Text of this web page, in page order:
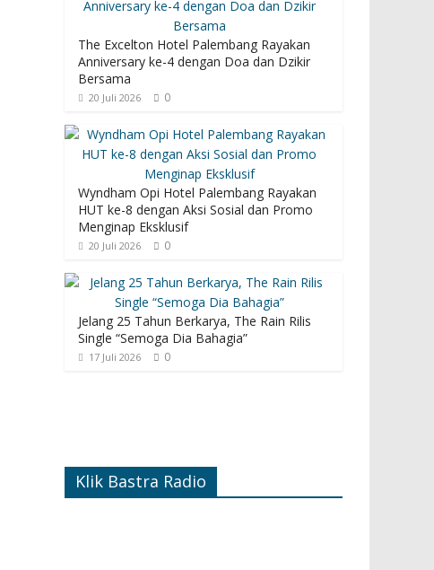
The Excelton Hotel Palembang Rayakan
Anniversary ke-4 dengan Doa dan Dzikir
Bersama
20 Juli 2026 0
Wyndham Opi Hotel Palembang Rayakan
HUT ke-8 dengan Aksi Sosial dan Promo
Menginap Eksklusif
20 Juli 2026 0
Jelang 25 Tahun Berkarya, The Rain Rilis
Single “Semoga Dia Bahagia”
17 Juli 2026 0
Klik Bastra Radio